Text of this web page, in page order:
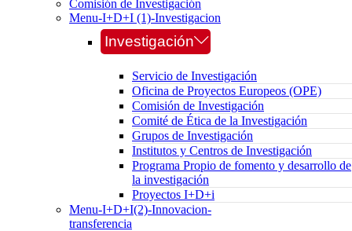
Comisión de Investigación
Menu-I+D+I (1)-Investigacion
Investigación
Servicio de Investigación
Oficina de Proyectos Europeos (OPE)
Comisión de Investigación
Comité de Ética de la Investigación
Grupos de Investigación
Institutos y Centros de Investigación
Programa Propio de fomento y desarrollo de
la investigación
Proyectos I+D+i
Menu-I+D+I(2)-Innovacion-
transferencia